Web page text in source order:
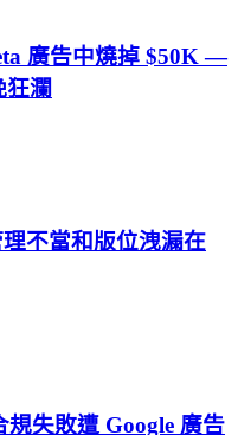
廣告中燒掉 $50K —
瀾
不當和版位洩漏在
失敗遭 Google 廣告